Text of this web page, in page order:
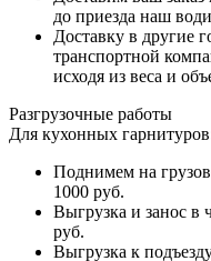
до приезда наш
Доставку в другие
транспортной
исходя из веса и
Разгрузочные работы
Для кухонных
Поднимем на
1000 руб.
Выгрузка и занос в
руб.
Выгрузка к